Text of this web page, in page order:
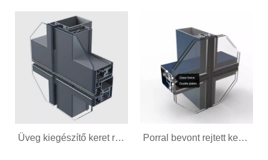
Üveg kiegészítő keret rejtett keretfüggöny fali profil Porral bevont rejtett keretfüggöny fali profil